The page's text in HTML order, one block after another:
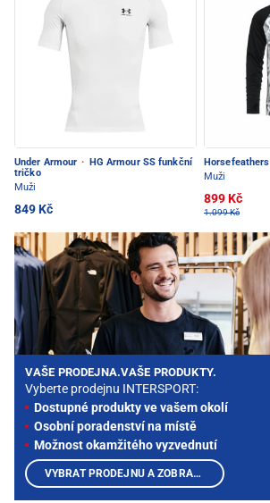
Under Armour · HG Armour SS funkční
tričko
Muži
849 Kč
Horsefeathers
Muži
899 Kč
1.099 Kč
VAŠE PRODEJNA.VAŠE PRODUKTY.
Vyberte prodejnu INTERSPORT:
Dostupné produkty ve vašem okolí
Osobní poradenství na místě
Možnost okamžitého vyzvednutí
VYBRAT PRODEJNU A ZOBRAZIT PRODUKTY